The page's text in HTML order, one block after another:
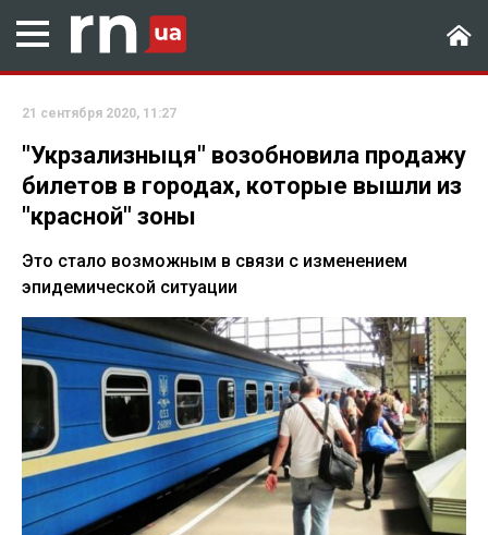
21 сентября 2020, 11:27
"Укрзализныця" возобновила продажу
билетов в городах, которые вышли из
"красной" зоны
Это стало возможным в связи с изменением
эпидемической ситуации